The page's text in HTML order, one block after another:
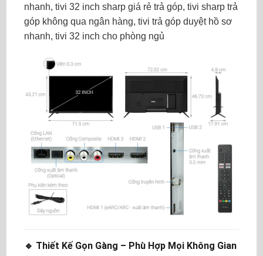
nhanh, tivi 32 inch sharp giá rẻ trả góp, tivi sharp trả
góp không qua ngân hàng, tivi trả góp duyệt hồ sơ
nhanh, tivi 32 inch cho phòng ngủ
🔹 Thiết Kế Gọn Gàng – Phù Hợp Mọi Không Gian